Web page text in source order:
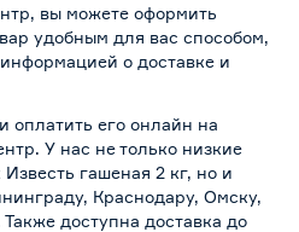
вы можете оформить
удобным для вас способом,
информацией о доставке и
оплатить его онлайн на
У нас не только низкие
гашеная 2 кг, но и
Краснодару, Омску,
доступна доставка до